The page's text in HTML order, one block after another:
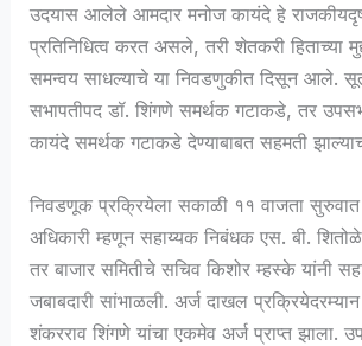
उदयास आलेले आमदार मनोज कायंदे हे
प्रतिनिधित्व करत असले, तरी शेतकरी हिताच्या
समन्वय साधल्याचे या निवडणुकीत दिसून आले.
सभापतीपद डॉ. शिंगणे समर्थक गटाकडे, तर
कायंदे समर्थक गटाकडे देण्याबाबत सहमती
निवडणूक प्रक्रियेला सकाळी ११ वाजता सुरुवात
अधिकारी म्हणून सहाय्यक निबंधक एस. बी.
तर बाजार समितीचे सचिव किशोर म्हस्के यांनी
जबाबदारी सांभाळली. अर्ज दाखल
शंकरराव शिंगणे यांचा एकमेव अर्ज प्राप्त झाला.